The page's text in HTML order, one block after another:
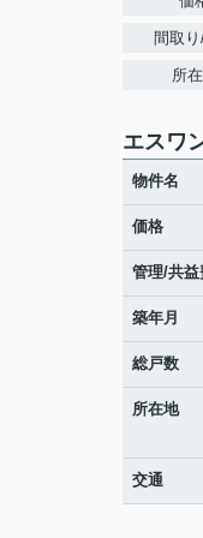
間取
所
エスワ
物件名
価格
管理/共益
築年月
総戸数
所在地
交通